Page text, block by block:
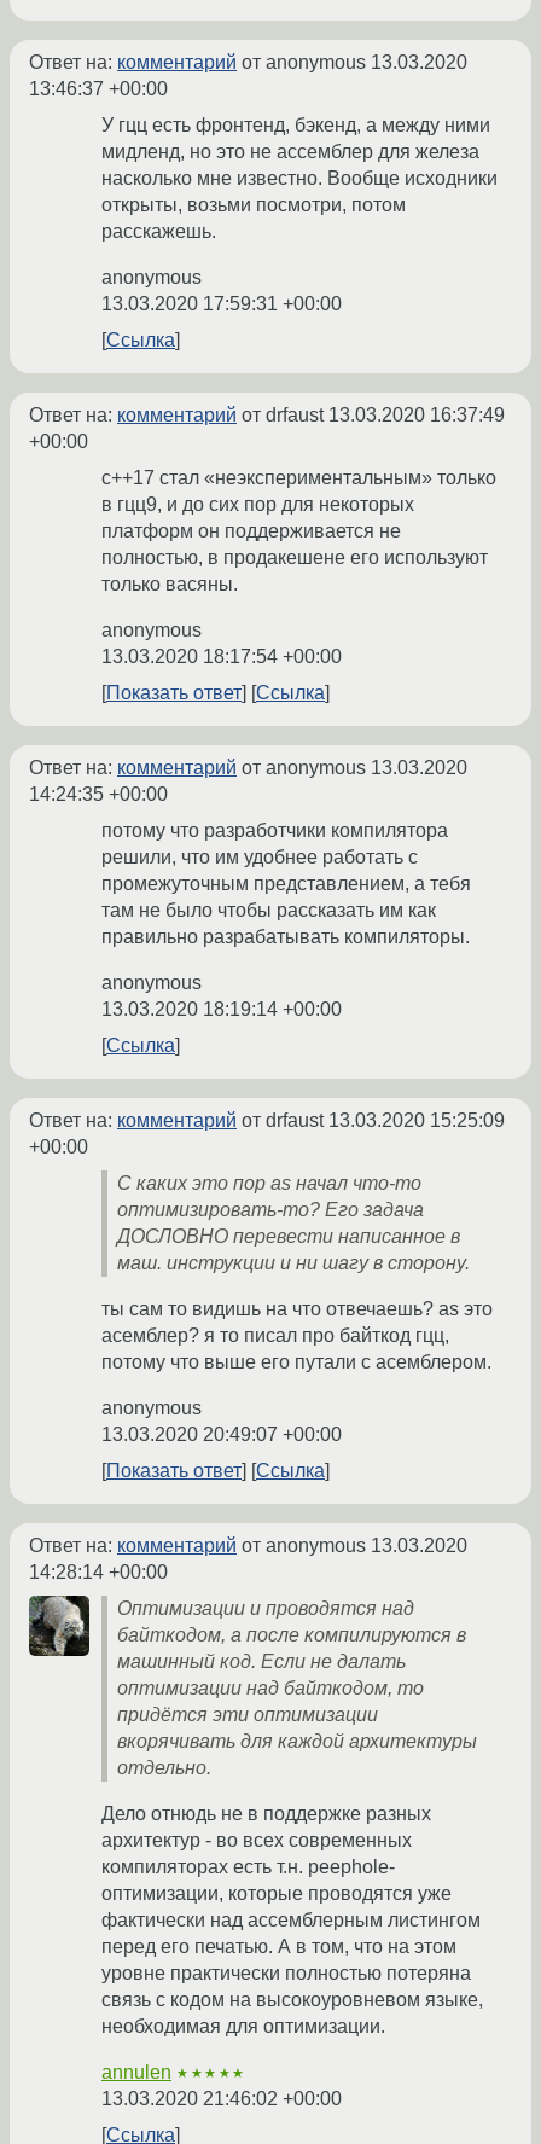
Ответ на: комментарий от anonymous 13.03.2020
13:46:37 +00:00
У гцц есть фронтенд, бэкенд, а между ними
мидленд, но это не ассемблер для железа
насколько мне известно. Вообще исходники
открыты, возьми посмотри, потом
расскажешь.
anonymous
13.03.2020 17:59:31 +00:00
Ссылка
Ответ на: комментарий от drfaust 13.03.2020 16:37:49
+00:00
с++17 стал «неэкспериментальным» только
в гцц9, и до сих пор для некоторых
платформ он поддерживается не
полностью, в продакешене его используют
только васяны.
anonymous
13.03.2020 18:17:54 +00:00
Показать ответ
Ссылка
Ответ на: комментарий от anonymous 13.03.2020
14:24:35 +00:00
потому что разработчики компилятора
решили, что им удобнее работать с
промежуточным представлением, а тебя
там не было чтобы рассказать им как
правильно разрабатывать компиляторы.
anonymous
13.03.2020 18:19:14 +00:00
Ссылка
Ответ на: комментарий от drfaust 13.03.2020 15:25:09
+00:00
С каких это пор as начал что-то
оптимизировать-то? Его задача
ДОСЛОВНО перевести написанное в
маш. инструкции и ни шагу в сторону.
ты сам то видишь на что отвечаешь? as это
асемблер? я то писал про байткод гцц,
потому что выше его путали с асемблером.
anonymous
13.03.2020 20:49:07 +00:00
Показать ответ
Ссылка
Ответ на: комментарий от anonymous 13.03.2020
14:28:14 +00:00
Оптимизации и проводятся над
байткодом, а после компилируются в
машинный код. Если не далать
оптимизации над байткодом, то
придётся эти оптимизации
вкорячивать для каждой архитектуры
отдельно.
Дело отнюдь не в поддержке разных
архитектур - во всех современных
компиляторах есть т.н. peephole-
оптимизации, которые проводятся уже
фактически над ассемблерным листингом
перед его печатью. А в том, что на этом
уровне практически полностью потеряна
связь с кодом на высокоуровневом языке,
необходимая для оптимизации.
annulen ★★★★★
13.03.2020 21:46:02 +00:00
Ссылка